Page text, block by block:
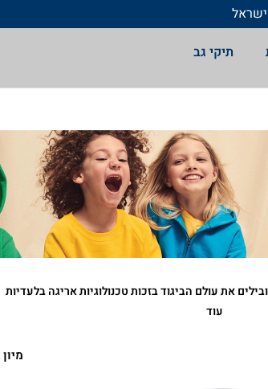
תיקי גב
שאנחנו מובילים את עולם הביגוד בזכות טכנולוגיות אריגה בלעדיות
של שילובי בדים איכותיים גזרות מפנקות והרבה
עוד